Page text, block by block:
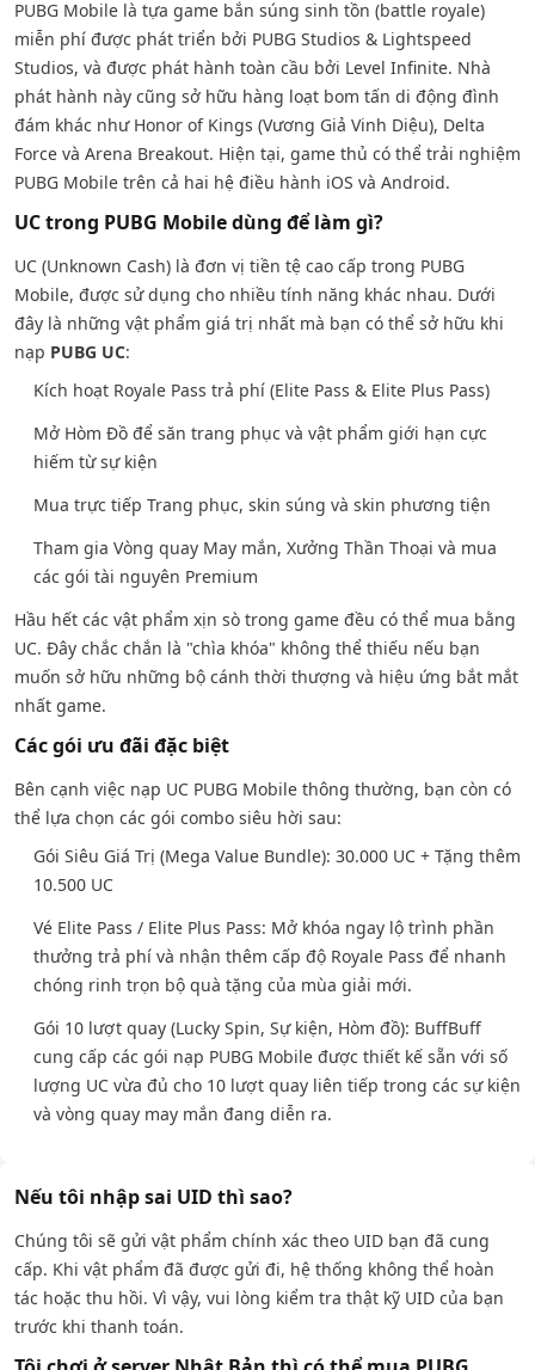
PUBG Mobile là tựa game bắn súng sinh tồn (battle royale)
miễn phí được phát triển bởi PUBG Studios & Lightspeed
Studios, và được phát hành toàn cầu bởi Level Infinite. Nhà
phát hành này cũng sở hữu hàng loạt bom tấn di động đình
đám khác như Honor of Kings (Vương Giả Vinh Diệu), Delta
Force và Arena Breakout. Hiện tại, game thủ có thể trải nghiệm
PUBG Mobile trên cả hai hệ điều hành iOS và Android.
UC trong PUBG Mobile dùng để làm gì?
UC (Unknown Cash) là đơn vị tiền tệ cao cấp trong PUBG
Mobile, được sử dụng cho nhiều tính năng khác nhau. Dưới
đây là những vật phẩm giá trị nhất mà bạn có thể sở hữu khi
nạp PUBG UC:
Kích hoạt Royale Pass trả phí (Elite Pass & Elite Plus Pass)
Mở Hòm Đồ để săn trang phục và vật phẩm giới hạn cực
hiếm từ sự kiện
Mua trực tiếp Trang phục, skin súng và skin phương tiện
Tham gia Vòng quay May mắn, Xưởng Thần Thoại và mua
các gói tài nguyên Premium
Hầu hết các vật phẩm xịn sò trong game đều có thể mua bằng
UC. Đây chắc chắn là "chìa khóa" không thể thiếu nếu bạn
muốn sở hữu những bộ cánh thời thượng và hiệu ứng bắt mắt
nhất game.
Các gói ưu đãi đặc biệt
Bên cạnh việc nạp UC PUBG Mobile thông thường, bạn còn có
thể lựa chọn các gói combo siêu hời sau:
Gói Siêu Giá Trị (Mega Value Bundle): 30.000 UC + Tặng thêm
10.500 UC
Vé Elite Pass / Elite Plus Pass: Mở khóa ngay lộ trình phần
thưởng trả phí và nhận thêm cấp độ Royale Pass để nhanh
chóng rinh trọn bộ quà tặng của mùa giải mới.
Gói 10 lượt quay (Lucky Spin, Sự kiện, Hòm đồ): BuffBuff
cung cấp các gói nạp PUBG Mobile được thiết kế sẵn với số
lượng UC vừa đủ cho 10 lượt quay liên tiếp trong các sự kiện
và vòng quay may mắn đang diễn ra.
Nếu tôi nhập sai UID thì sao?
Chúng tôi sẽ gửi vật phẩm chính xác theo UID bạn đã cung
cấp. Khi vật phẩm đã được gửi đi, hệ thống không thể hoàn
tác hoặc thu hồi. Vì vậy, vui lòng kiểm tra thật kỹ UID của bạn
trước khi thanh toán.